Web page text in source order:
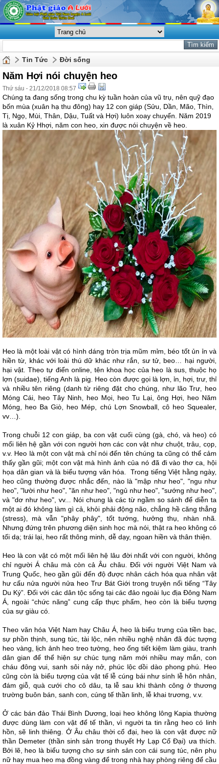
Tin Tức Đời sống
Năm Hợi nói chuyện heo
Thứ sáu - 21/12/2018 08:57
Chúng ta đang sống trong chu kỳ tuần hoàn của vũ trụ, nên quỹ đạo
bốn mùa (xuân hạ thu đông) hay 12 con giáp (Sửu, Dần, Mão, Thìn,
Tị, Ngọ, Mùi, Thân, Dậu, Tuất và Hợi) luôn xoay chuyển. Năm 2019
là xuân Kỷ Hhợi, năm con heo, xin được nói chuyện về heo.
Heo là một loài vật có hình dáng tròn trịa mũm mỉm, béo tốt ủn ỉn và
hiền từ, khác với loài thú dữ khác như rắn, sư tử, beo… hại người,
hại vật. Theo tự điển online, tên khoa học của heo là sus, thuộc họ
lợn (suidae), tiếng Anh là pig. Heo còn được gọi là lợn, ỉn, hợi, trư, thỉ
và nhiều tên riêng (danh từ riêng đặt cho chúng, như lão Trư, heo
Móng Cái, heo Tây Ninh, heo Mọi, heo Tu Lại, ông Hợi, heo Năm
Móng, heo Ba Giò, heo Mép, chú Lợn Snowball, cô heo Squealer,
vv…).
Trong chuỗi 12 con giáp, ba con vật cuối cùng (gà, chó, và heo) có
mối liên hệ gần với con người hơn các con vật như chuột, trâu, cọp,
v.v. Heo là một con vật mà chỉ nói đến tên chúng ta cũng có thể cảm
thấy gần gũi; một con vật mà hình ảnh của nó đã đi vào thơ ca, hội
họa dân gian và là biểu tượng văn hóa. Trong tiếng Việt hằng ngày,
heo cũng thường được nhắc đến, nào là "mập như heo", "ngu như
heo", "lười như heo", "ăn như heo", "ngủ như heo", "sướng như heo",
và "dơ như heo", vv... Nói chung là các từ ngầm so sánh để diễn ta
một ai đó không làm gì cả, khỏi phải động não, chẳng hề căng thẳng
(stress), mà vẫn "phây phây", tốt tướng, hưởng thụ, nhàn nhã.
Nhưng đứng trên phương diện sinh học mà nói, thật ra heo không có
tối dạ; trái lại, heo rất thông minh, dễ dạy, ngoan hiền và thân thiện.
Heo là con vật có một mối liên hệ lâu đời nhất với con người, không
chỉ người Á châu mà còn cả Âu châu. Đối với người Việt Nam và
Trung Quốc, heo gần gũi đến độ được nhân cách hóa qua nhân vật
hư cấu nửa người nửa heo Trư Bát Giới trong truyện nổi tiếng “Tây
Du Ký”. Đối với các dân tộc sống tại các đảo ngoài lục địa Đông Nam
Á, ngoài “chức năng” cung cấp thực phẩm, heo còn là biểu tượng
của sự giàu có.
Theo văn hóa Việt Nam hay Châu Á, heo là biểu trưng của tiền bạc,
sự phồn thịnh, sung túc, tài lộc, nên nhiều nghệ nhân đã đúc tượng
heo vàng, lịch ảnh heo treo tường, heo ống tiết kiệm làm giàu, tranh
dân gian để thể hiện sự chúc tụng năm mới nhiều may mắn, con
cháu đông vui, sanh sôi nảy nở, phúc lộc dồi dào phong phú. Heo
cũng còn là biểu tượng của vật tế lễ cúng bái như sính lễ hôn nhân,
đám giỗ, quà cưới cho cô dâu, tạ lễ sau khi thành công ở thương
trường buôn bán, sanh con, cúng tế thần linh, lễ khai trương, v.v.
Ở các bán đảo Thái Bình Dương, loại heo không lông Kapia thường
được dùng làm con vật để tế thần, vì người ta tin rằng heo có linh
hồn, sẽ linh thiêng. Ở Âu châu thời cổ đại, heo là con vật được nữ
thần Demeter (thần sinh sản trong thuyết Hy Lạp Cổ Đại) ưa thích.
Bởi lẽ, heo là biểu tượng cho sự sinh sản con cái sung túc, nên phụ
nữ hay mua heo mạ đồng vàng để trong nhà hay phòng riêng để cầu